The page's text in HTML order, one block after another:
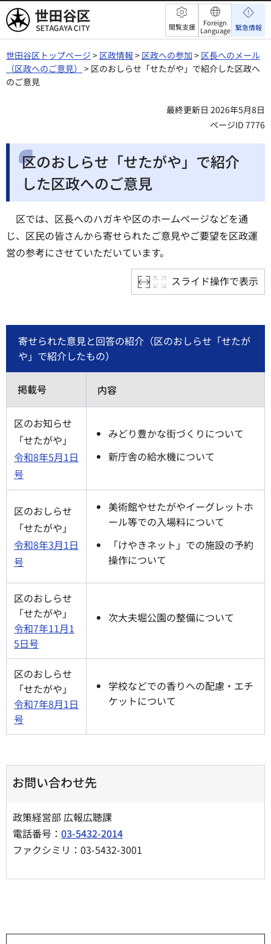
世田谷区 閲覧支援
Foreign
Language 緊急情報
世田谷区トップページ > 区政情報 > 区政への参加 > 区長へのメール
（区政へのご意見） > 区のおしらせ「せたがや」で紹介した区政へ
のご意見
最終更新日 2026年5月8日
ページID 7776
区のおしらせ「せたがや」で紹介
した区政へのご意見
区では、区長へのハガキや区のホームページなどを通
じ、区民の皆さんから寄せられたご意見やご要望を区政運
営の参考にさせていただいています。
スライド操作で表示
寄せられた意見と回答の紹介（区のおしらせ「せたが
や」で紹介したもの）
掲載号 内容
区のお知らせ
「せたがや」
令和8年5月1日
号
みどり豊かな街づくりについて
新庁舎の給水機について
区のおしらせ
「せたがや」
令和8年3月1日
号
美術館やせたがやイーグレットホ
ール等での入場料について
「けやきネット」での施設の予約
操作について
区のおしらせ
「せたがや」
令和7年11月1
5日号
次大夫堀公園の整備について
区のおしらせ
「せたがや」
令和7年8月1日
号
学校などでの香りへの配慮・エチ
ケットについて
お問い合わせ先
政策経営部 広報広聴課
電話番号： 03-5432-2014
ファクシミリ：03-5432-3001